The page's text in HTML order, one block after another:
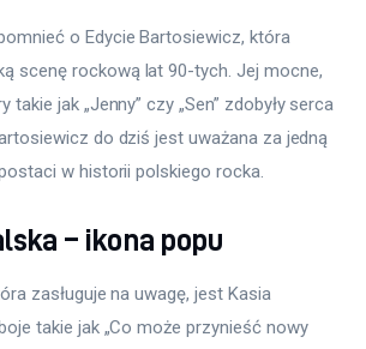
o Edycie Bartosiewicz, która
scenę rockową lat 90-tych. Jej mocne,
takie jak „Jenny” czy „Sen” zdobyły serca
do dziś jest uważana za jedną
w historii polskiego rocka.
– ikona popu
zasługuje na uwagę, jest Kasia
takie jak „Co może przynieść nowy